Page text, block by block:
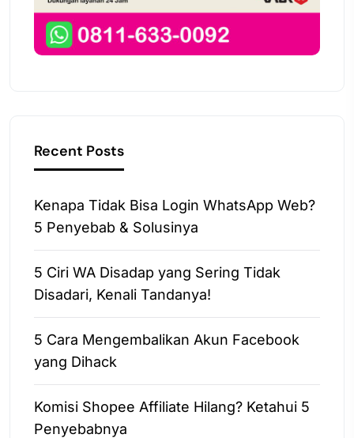
Recent Posts
Kenapa Tidak Bisa Login WhatsApp Web?
5 Penyebab & Solusinya
5 Ciri WA Disadap yang Sering Tidak
Disadari, Kenali Tandanya!
5 Cara Mengembalikan Akun Facebook
yang Dihack
Komisi Shopee Affiliate Hilang? Ketahui 5
Penyebabnya